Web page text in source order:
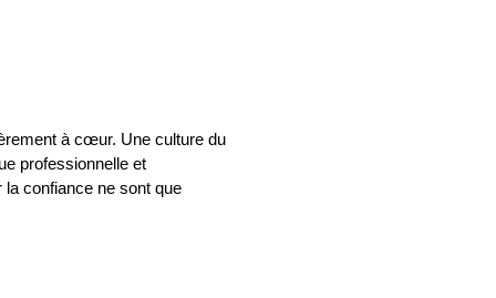
à cœur. Une culture du
professionnelle et
la confiance ne sont que